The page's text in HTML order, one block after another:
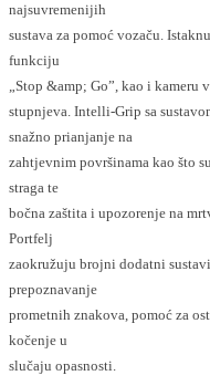
najsuvremenijih
sustava za pomoć vozaču.
funkciju
„Stop &amp; Go”, kao i kameru
stupnjeva. Intelli-Grip sa
snažno prianjanje na
zahtjevnim površinama kao što
straga te
bočna zaštita i upozorenje na
Portfelj
zaokružuju brojni dodatni
prepoznavanje
prometnih znakova, pomoć za
kočenje u
slučaju opasnosti.